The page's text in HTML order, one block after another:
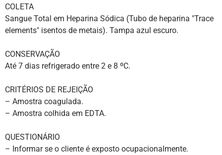
COLETA
Sangue Total em Heparina Sódica (Tubo de heparina "Trace
elements" isentos de metais). Tampa azul escuro.
CONSERVAÇÃO
Até 7 dias refrigerado entre 2 e 8 ºC.
CRITÉRIOS DE REJEIÇÃO
– Amostra coagulada.
– Amostra colhida em EDTA.
QUESTIONÁRIO
– Informar se o cliente é exposto ocupacionalmente.